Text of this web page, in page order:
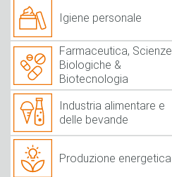
Igiene personale
Farmaceutica, Scienze
Biologiche &
Biotecnologia
Industria alimentare e
delle bevande
Produzione energetica